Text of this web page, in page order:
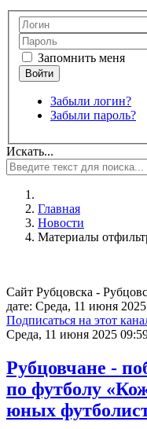
Запомнить меня
Забыли логин?
Забыли пароль?
Искать...
Главная
Новости
Материалы
Сайт Рубцовска -
дате: Среда, 11 июня 2025
Подписаться на этот
Среда, 11 июня 2025
Рубцовчане -
по футболу
юных